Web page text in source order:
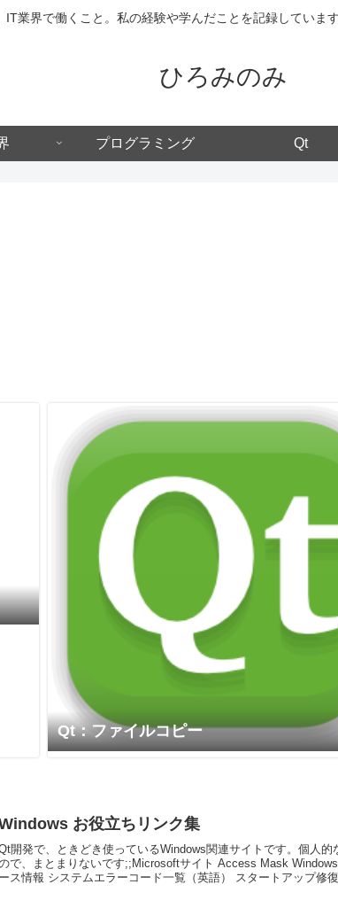
業界で働くこと。私の経験や学んだことを記録していま
ひろみのみ
プログラミング Qt
Qt：ファイルコピー
お役立ちリンク集
開発で、ときどき使っているWindows関連サイトです。個人的
で、まとまりないです;;Microsoftサイト Access Mask
ース情報 システムエラーコード一覧（英語） スタートアップ修復